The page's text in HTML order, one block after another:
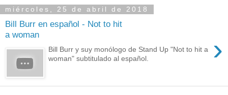
miércoles, 25 de abril de 2018
Bill Burr en español - Not to hit
a woman
›
Bill Burr y suy monólogo de Stand Up "Not to hit a
woman" subtitulado al español.